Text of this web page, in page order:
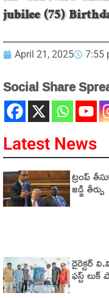
jubilee (75)
April 21, 2025 7:55
Social Share
Latest News
ట్రంప్‌
జడ్జి తీర్పు
డైరెక్టర్
ఫస్ట్